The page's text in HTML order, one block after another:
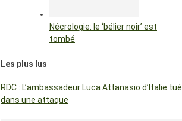
Nécrologie: le ‘bélier noir’ est
tombé
Les plus lus
RDC : L’ambassadeur Luca Attanasio d’Italie tué
dans une attaque